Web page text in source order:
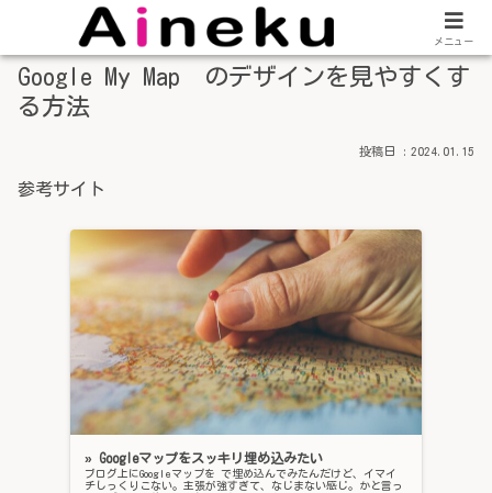
Google My Map のデザインを見やすくす
る方法
2024.01.15
参考サイト
» Googleマップをスッキリ埋め込みたい
ブログ上にGoogleマップを で埋め込んでみたんだけど、イマイ
チしっくりこない。主張が強すぎて、なじまない感じ。かと言っ
メニュー